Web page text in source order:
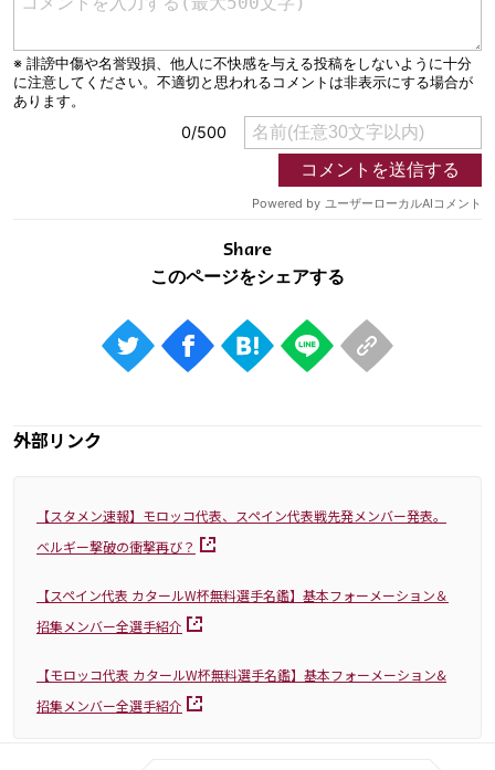
Share
外部リンク
【スタメン速報】モロッコ代表、スペイン代表戦先発メンバー発表。
ベルギー撃破の衝撃再び？
【スペイン代表 カタールW杯無料選手名鑑】基本フォーメーション＆
招集メンバー全選手紹介
【モロッコ代表 カタールW杯無料選手名鑑】基本フォーメーション&
招集メンバー全選手紹介